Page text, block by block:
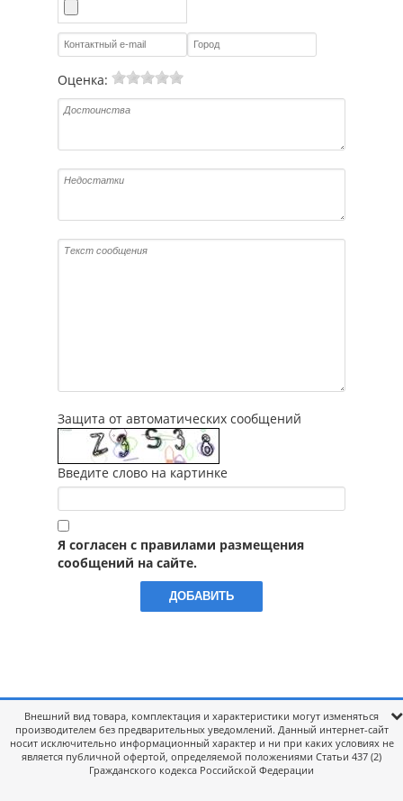
Оценка:
Защита от автоматических сообщений
Введите слово на картинке
Я согласен с правилами размещения
сообщений на сайте.
Внешний вид товара, комплектация и характеристики могут изменяться
производителем без предварительных уведомлений. Данный интернет-сайт
носит исключительно информационный характер и ни при каких условиях не
является публичной офертой, определяемой положениями Статьи 437 (2)
Гражданского кодекса Российской Федерации